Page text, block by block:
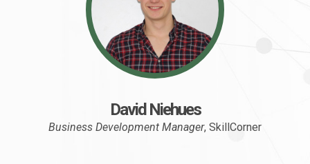
David Niehues
Business Development Manager, SkillCorner